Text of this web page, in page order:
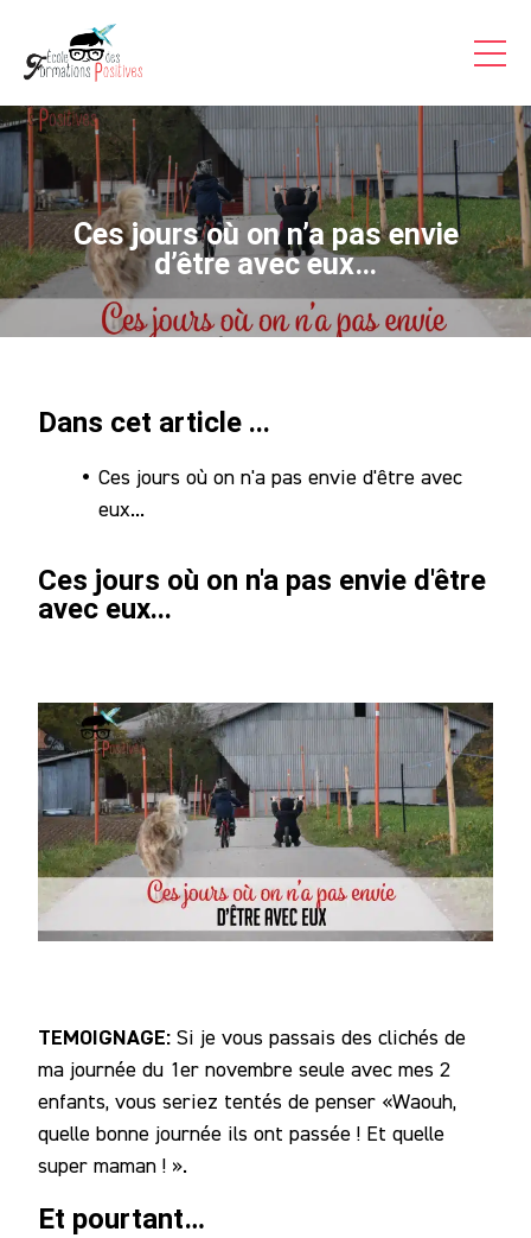
Ces jours où on n’a pas envie
d’être avec eux…
Dans cet article ...
Ces jours où on n'a pas envie d'être avec
eux...
Ces jours où on n'a pas envie d'être
avec eux...
TEMOIGNAGE: Si je vous passais des clichés de
ma journée du 1er novembre seule avec mes 2
enfants, vous seriez tentés de penser «Waouh,
quelle bonne journée ils ont passée ! Et quelle
super maman ! ».
Et pourtant…
Consultations & Coaching
Articles
Témoignages Vidéo
Inscriptions
Contact
Accès
Notre
Communauté